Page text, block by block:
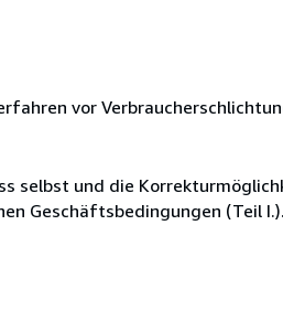
vor
selbst und die
Geschäftsbedingungen (Teil I.).